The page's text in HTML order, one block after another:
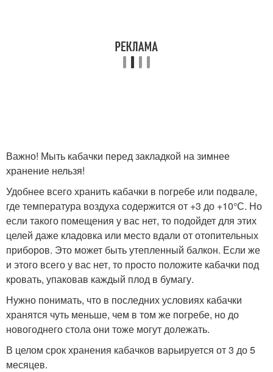
Важно! Мыть кабачки перед закладкой на зимнее
хранение нельзя!
Удобнее всего хранить кабачки в погребе или подвале,
где температура воздуха содержится от +3 до +10°С. Но
если такого помещения у вас нет, то подойдет для этих
целей даже кладовка или место вдали от отопительных
приборов. Это может быть утепленный балкон. Если же
и этого всего у вас нет, то просто положите кабачки под
кровать, упаковав каждый плод в бумагу.
Нужно понимать, что в последних условиях кабачки
хранятся чуть меньше, чем в том же погребе, но до
новогоднего стола они тоже могут долежать.
В целом срок хранения кабачков варьируется от 3 до 5
месяцев.